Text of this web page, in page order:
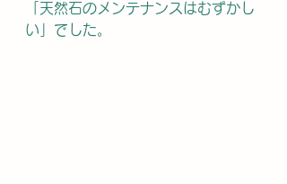
「天然石のメンテナンスはむずかし
い」でした。